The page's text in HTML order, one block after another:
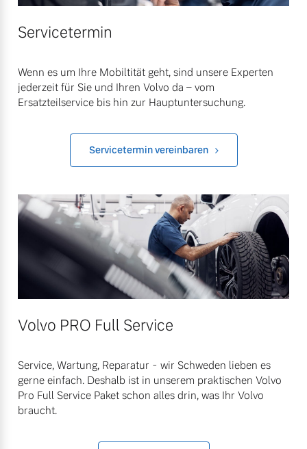
Servicetermin
Wenn es um Ihre Mobiltität geht, sind unsere Experten
jederzeit für Sie und Ihren Volvo da – vom
Ersatzteilservice bis hin zur Hauptuntersuchung.
Servicetermin vereinbaren
Volvo PRO Full Service
Service, Wartung, Reparatur - wir Schweden lieben es
gerne einfach. Deshalb ist in unserem praktischen Volvo
Pro Full Service Paket schon alles drin, was Ihr Volvo
braucht.